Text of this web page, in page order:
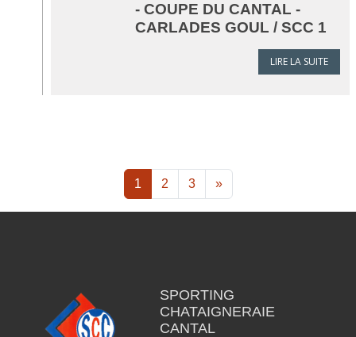
- COUPE DU CANTAL -
CARLADES GOUL / SCC 1
LIRE LA SUITE
1 2 3 »
SPORTING
CHATAIGNERAIE
CANTAL